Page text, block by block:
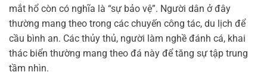
mắt hổ còn có nghĩa là “sự bảo vệ”. Người dân ở đây
thường mang theo trong các chuyến công tác, du lịch để
cầu bình an. Các thủy thủ, người làm nghề đánh cá, khai
thác biển thường mang theo đá này để tăng sự tập trung
tầm nhìn.